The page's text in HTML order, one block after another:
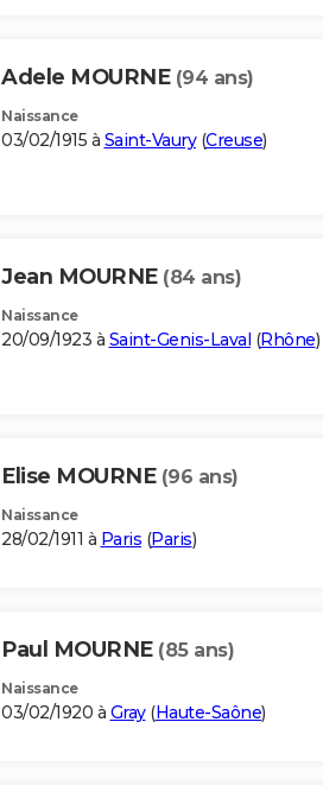
Adele MOURNE (94 ans)
Naissance
03/02/1915 à Saint-Vaury(Creuse)
Jean MOURNE (84 ans)
Naissance
20/09/1923 à Saint-Genis-Laval (Rhône)
Elise MOURNE (96 ans)
Naissance
28/02/1911 à Paris (Paris)
Paul MOURNE (85 ans)
Naissance
03/02/1920 à Gray(Haute-Saône)